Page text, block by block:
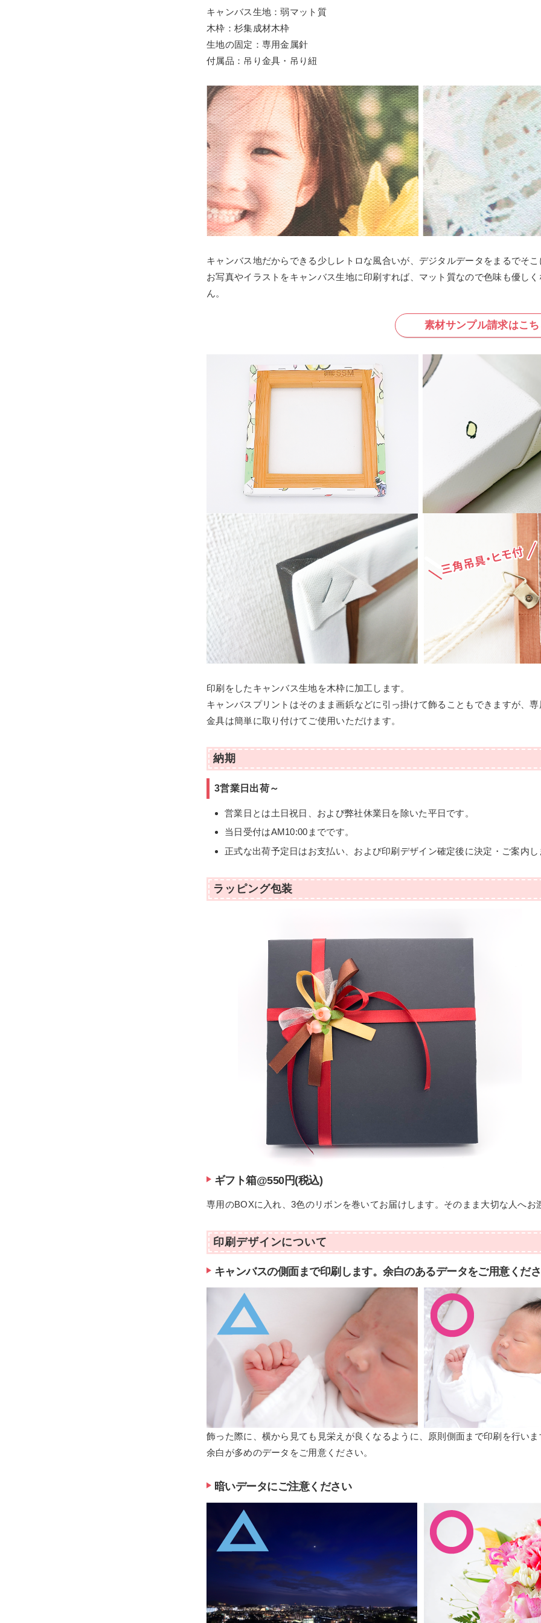
キャンバス生地：弱マット質
木枠：杉集成材木枠
生地の固定：専用金属針
付属品：吊り金具・吊り紐
キャンバス地だからできる少しレトロな風合いが、デジタルデータをまるでそ
お写真やイラストをキャンバス生地に印刷すれば、マット質なので色味も優し
ん。
素材サンプル請求はこ
印刷をしたキャンバス生地を木枠に加工します。
キャンバスプリントはそのまま画鋲などに引っ掛けて飾ることもできますが、
金具は簡単に取り付けてご使用いただけます。
納期
3営業日出荷～
営業日とは土日祝日、および弊社休業日を除いた平日です。
当日受付はAM10:00までです。
正式な出荷予定日はお支払い、および印刷デザイン確定後に決定・ご案内し
ラッピング包装
ギフト箱@550円(税込)
専用のBOXに入れ、3色のリボンを巻いてお届けします。そのまま大切な人へ
印刷デザインについて
キャンバスの側面まで印刷します。余白のあるデータをご用意くだ
飾った際に、横から見ても見栄えが良くなるように、原則側面まで印刷を行いま
余白が多めのデータをご用意ください。
暗いデータにご注意ください